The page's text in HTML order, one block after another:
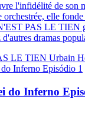
l'infidélité de son
orchestrée, elle
PAS LE TIEN
dramas
LE TIEN Urbain
do Inferno